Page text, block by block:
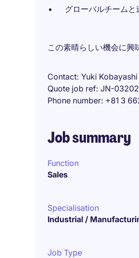
グローバルチーム
この素晴らしい機会に興
Contact Yuki Kobayashi
Quote job ref JN-
Phone number +81 3
Job summary
Function
Sales
Specialisation
Industrial /
Job Type